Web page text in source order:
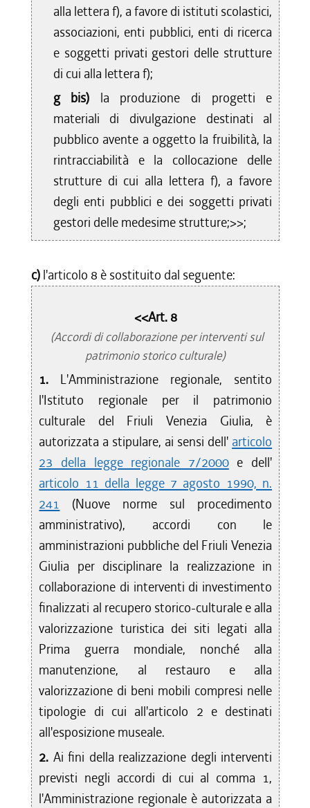
alla lettera f), a favore di istituti scolastici,
associazioni, enti pubblici, enti di ricerca
e soggetti privati gestori delle strutture
di cui alla lettera f);
g bis) la produzione di progetti e
materiali di divulgazione destinati al
pubblico avente a oggetto la fruibilità, la
rintracciabilità e la collocazione delle
strutture di cui alla lettera f), a favore
degli enti pubblici e dei soggetti privati
gestori delle medesime strutture;>>;
c) l'articolo 8 è sostituito dal seguente:
<<Art. 8
(Accordi di collaborazione per interventi sul
patrimonio storico culturale)
1. L'Amministrazione regionale, sentito
l'Istituto regionale per il patrimonio
culturale del Friuli Venezia Giulia, è
autorizzata a stipulare, ai sensi dell' articolo
23 della legge regionale 7/2000e dell'
articolo 11 della legge 7 agosto 1990, n.
241 (Nuove norme sul procedimento
amministrativo), accordi con le
amministrazioni pubbliche del Friuli Venezia
Giulia per disciplinare la realizzazione in
collaborazione di interventi di investimento
finalizzati al recupero storico-culturale e alla
valorizzazione turistica dei siti legati alla
Prima guerra mondiale, nonché alla
manutenzione, al restauro e alla
valorizzazione di beni mobili compresi nelle
tipologie di cui all'articolo 2 e destinati
all'esposizione museale.
2. Ai fini della realizzazione degli interventi
previsti negli accordi di cui al comma 1,
l'Amministrazione regionale è autorizzata a